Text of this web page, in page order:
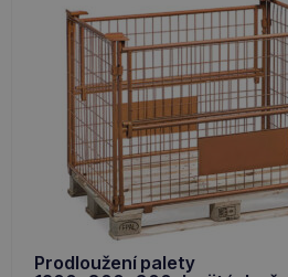
Prodloužení palety